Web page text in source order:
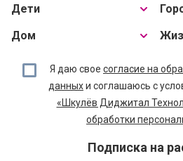
Дети
Дом
Я даю свое согласие на
данныхи соглашаюсь с
«Шкулёв Диджитал
обработки
Подписка на